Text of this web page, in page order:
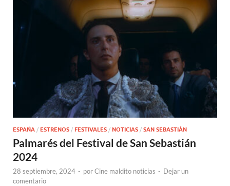
ESPAÑA / ESTRENOS / FESTIVALES / NOTICIAS / SAN SEBASTIÁN
Palmarés del Festival de San Sebastián
2024
28 septiembre, 2024 - porCine maldito noticias - Dejar un
comentario